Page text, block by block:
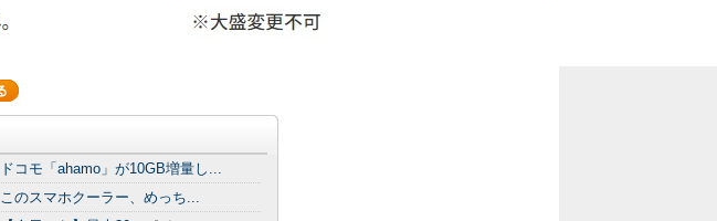
ドコモ「ahamo」が10GB増量し...
このスマホクーラー、めっち...